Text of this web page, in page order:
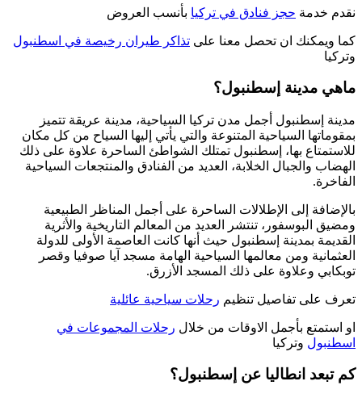
نقدم خدمة حجز فنادق في تركيا بأنسب العروض
كما ويمكنك ان تحصل معنا على تذاكر طيران رخيصة في اسطنبول
وتركيا
ماهي مدينة إسطنبول؟
مدينة إسطنبول أجمل مدن تركيا السياحية، مدينة عريقة تتميز
بمقوماتها السياحية المتنوعة والتي يأتي إليها السياح من كل مكان
للاستمتاع بها، إسطنبول تمتلك الشواطئ الساحرة علاوة على ذلك
الهضاب والجبال الخلابة، العديد من الفنادق والمنتجعات السياحية
الفاخرة.
بالإضافة إلى الإطلالات الساحرة على أجمل المناظر الطبيعية
ومضيق البوسفور، تنتشر العديد من المعالم التاريخية والأثرية
القديمة بمدينة إسطنبول حيث أنها كانت العاصمة الأولى للدولة
العثمانية ومن معالمها السياحية الهامة مسجد آيا صوفيا وقصر
توبكابي وعلاوة على ذلك المسجد الأزرق.
تعرف على تفاصيل تنظيم رحلات سياحية عائلية
او استمتع بأجمل الاوقات من خلال رحلات المجموعات في
اسطنبول وتركيا
كم تبعد انطاليا عن إسطنبول؟